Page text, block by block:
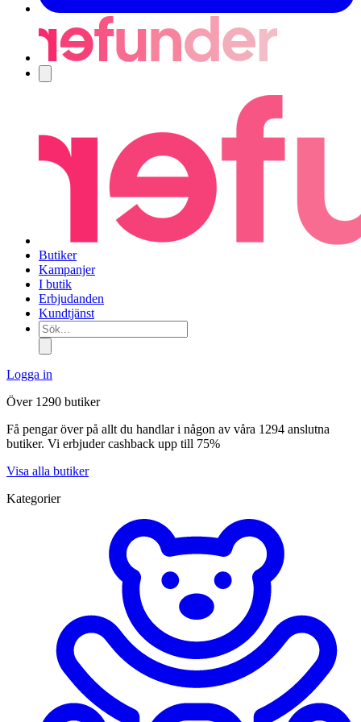
Butiker
Kampanjer
I butik
Erbjudanden
Kundtjänst
Sök...
Logga in
Över 1290 butiker
Få pengar över på allt du handlar i någon av våra 1294 anslutna
butiker. Vi erbjuder cashback upp till 75%
Visa alla butiker
Kategorier